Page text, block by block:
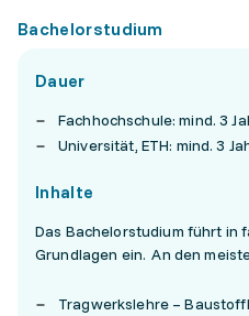
Bachelorstudium
Dauer
Fachhochschule: mind. 3
Universität, ETH: mind. 3
Inhalte
Das Bachelorstudium führt in
Grundlagen ein. An den
Tragwerkslehre –